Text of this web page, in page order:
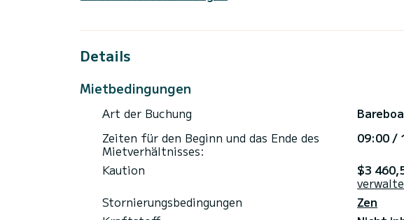
Kraftstoff (SP 98) nicht inbegriffen. Eine Kaution in
Details
Mietbedingungen
Art der Buchung
Zeiten für den Beginn und das Ende des
Mietverhältnisses:
09:00 /
Kaution
$3
Stornierungsbedingungen
Zen